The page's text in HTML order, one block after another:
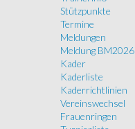
Stützpunkte
Termine
Meldungen
Meldung BM2026
Kader
Kaderliste
Kaderrichtlinien
Vereinswechsel
Frauenringen